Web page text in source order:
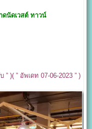
ดนัดเวสต์ ทาวน์
)( ” อัพเดท 07-06-2023 ” )